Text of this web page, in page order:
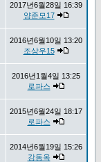
2017년6월28일 16:39
양준모17
2016년6월10일 13:20
조상우15
2016년1월4일 13:25
로파스
2015년6월24일 18:17
로파스
2014년6월19일 15:26
강동옥